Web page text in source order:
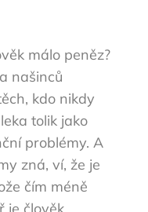
málo peněz?
našinců
kdo nikdy
tolik jako
problémy. A
zná, ví, že je
čím méně